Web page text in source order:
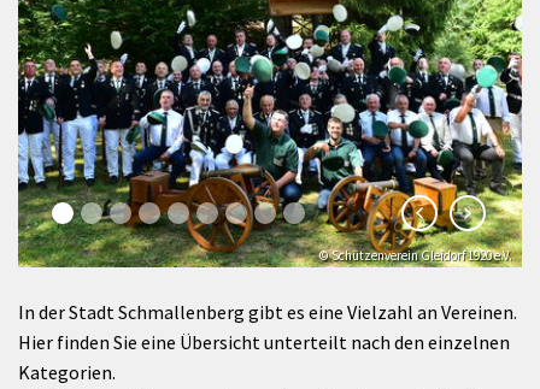
© Schützenverein Gleidorf 1920 e.V.
In der Stadt Schmallenberg gibt es eine Vielzahl an Vereinen.
Hier finden Sie eine Übersicht unterteilt nach den einzelnen
Kategorien.